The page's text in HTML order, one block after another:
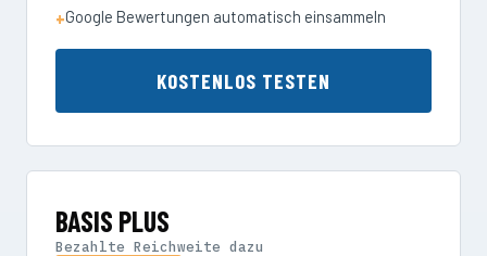
Google Bewertungen automatisch einsammeln
KOSTENLOS TESTEN
BASIS PLUS
Bezahlte Reichweite dazu